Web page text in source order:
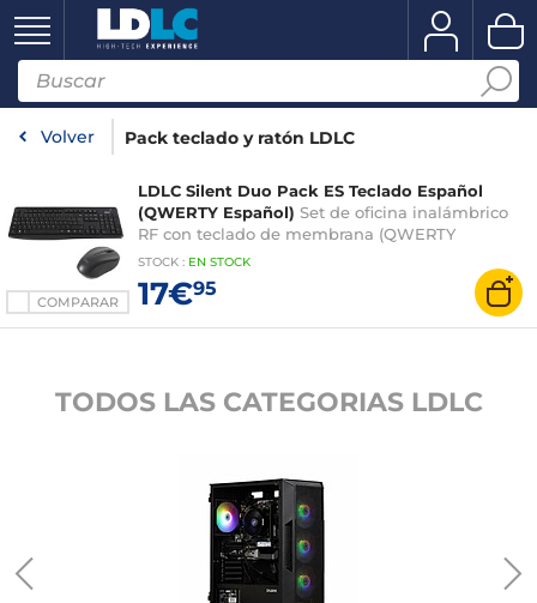
Volver Pack teclado y ratón LDLC
COMPARAR
LDLC Silent Duo Pack ES Teclado Español
(QWERTY Español) Set de oficina inalámbrico
RF con teclado de membrana (QWERTY
español), ratón óptico ambidiestro de 1600 ppp,
3 botones
STOCK : EN STOCK
17€95
TODOS LAS CATEGORIAS LDLC